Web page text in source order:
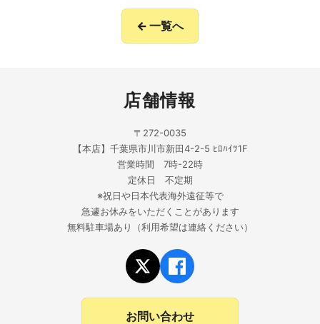
← 一覧へ
店舗情報
〒272-0035
【本店】千葉県市川市新田4-2-5 ﾋﾛﾊｲﾂ1F
営業時間 7時-22時
定休日 不定期
※祝日や日本代表海外遠征等で
急遽お休みをいただくことがあります
無料駐車場あり（利用希望は連絡ください）
お問い合わせ